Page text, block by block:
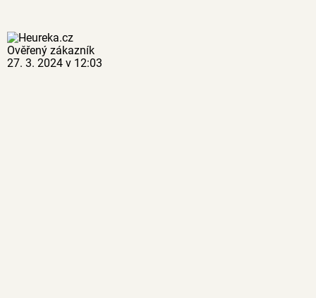
Ověřený zákazník
27. 3. 2024 v 12:03